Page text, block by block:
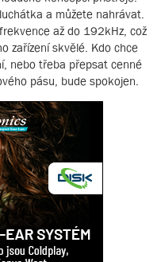
a můžete nahrávat.
až do 192kHz, což
zařízení skvělé. Kdo chce
nebo třeba přepsat cenné
pásu, bude spokojen.